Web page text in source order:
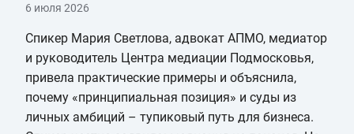
6 июля 2026
Спикер Мария Светлова, адвокат АПМО, медиатор
и руководитель Центра медиации Подмосковья,
привела практические примеры и объяснила,
почему «принципиальная позиция» и суды из
личных амбиций – тупиковый путь для бизнеса.